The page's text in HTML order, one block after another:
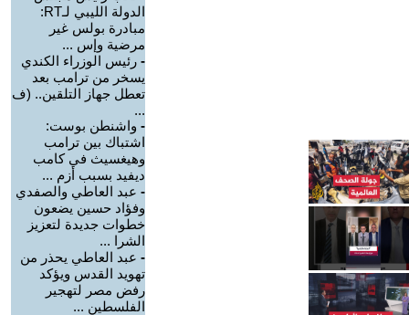
الدولة الليبي لـRT:
مبادرة بولس غير
مرضية وإس ...
- رئيس الوزراء الكندي
يسخر من ترامب بعد
تعطل جهاز التلقين.. (ف
...
- واشنطن بوست:
اشتباك بين ترامب
وهيغسيث في كامب
ديفيد بسبب أزم ...
- عبد العاطي والصفدي
وفؤاد حسين يضعون
خطوات جديدة لتعزيز
الشرا ...
- عبد العاطي يحذر من
تهويد القدس ويؤكد
رفض مصر لتهجير
الفلسطين ...